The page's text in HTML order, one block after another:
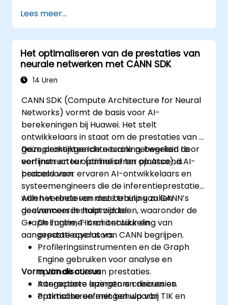
Lees meer...
Het optimaliseren van de prestaties van
neurale netwerken met CANN SDK
14 Uren
CANN SDK (Compute Architecture for Neural
Networks) vormt de basis voor AI-
berekeningen bij Huawei. Het stelt
ontwikkelaars in staat om de prestaties van al
geïmplementeerde neurale netwerken te
verfijnen en te optimaliseren op Ascend AI-
processoren.
Deze praktijkgerichte training, begeleid door
een instructeur (online of ter plaatse), is
bedoeld voor ervaren AI-ontwikkelaars en
systeemengineers die de inferentieprestaties
willen verbeteren met behulp van CANN’s
geavanceerde hulpmiddelen, waaronder de
Graph Engine, TIK en ontwikkeling van
aangepaste operators.
Aan het einde van deze training zullen
deelnemers in staat zijn te:
De runtime-architectuur en
prestatiecyclus van CANN begrijpen.
Profileringsinstrumenten en de Graph
Engine gebruiken voor analyse en
optimalisatie van prestaties.
Aangepaste operators creëren en
optimaliseren met behulp van TIK en
Vorm van de cursus
Interactieve lezingen en discussies.
Praktische oefeningen waarbij